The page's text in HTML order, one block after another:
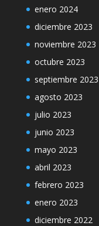
enero 2024
diciembre 2023
noviembre 2023
octubre 2023
septiembre 2023
agosto 2023
julio 2023
junio 2023
mayo 2023
abril 2023
febrero 2023
enero 2023
diciembre 2022